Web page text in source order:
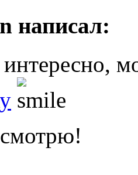
написал:
интересно,